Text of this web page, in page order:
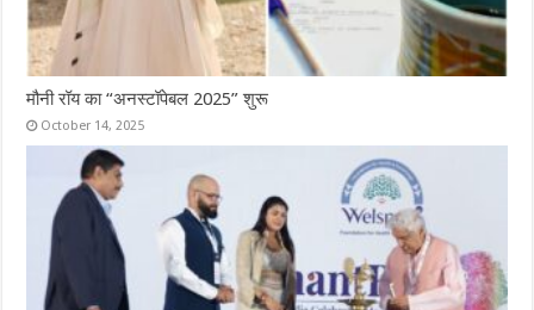
मौनी रॉय का “अनस्टॉपेबल 2025” शुरू
October 14, 2025